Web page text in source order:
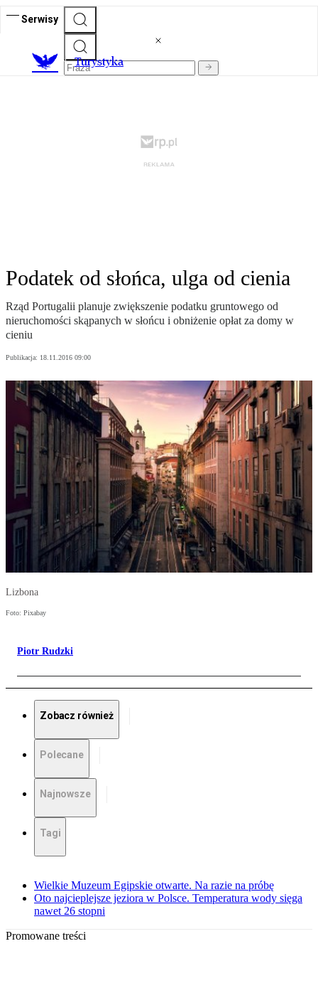
Serwisy
Turystyka
Podatek od słońca, ulga od cienia
Rząd Portugalii planuje zwiększenie podatku gruntowego od
nieruchomości skąpanych w słońcu i obniżenie opłat za domy w
cieniu
Publikacja: 18.11.2016 09:00
Lizbona
Foto: Pixabay
Piotr Rudzki
Zobacz również
Polecane
Najnowsze
Tagi
Wielkie Muzeum Egipskie otwarte. Na razie na próbę
Oto najcieplejsze jeziora w Polsce. Temperatura wody sięga
nawet 26 stopni
Promowane treści